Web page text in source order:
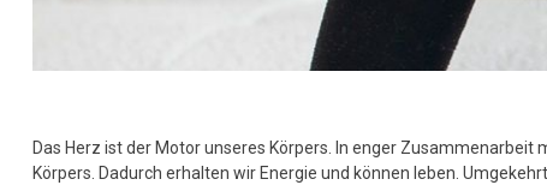
Das Herz ist der Motor unseres Körpers. In enger
Körpers. Dadurch erhalten wir Energie und können leben.